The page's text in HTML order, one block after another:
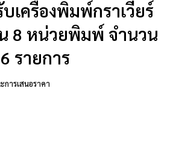
เครื่องพิมพ์กราเวียร์
8 หน่วยพิมพ์ จำนวน
6 รายการ
การเสนอราคา